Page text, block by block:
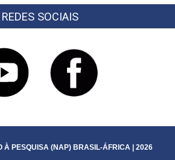
REDES SOCIAIS
À PESQUISA (NAP) BRASIL-ÁFRICA | 2026